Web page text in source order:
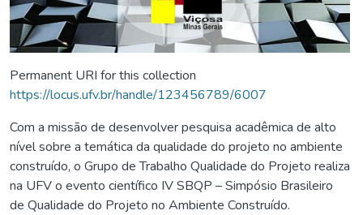
Permanent URI for this collection
https://locus.ufv.br/handle/123456789/6007
Com a missão de desenvolver pesquisa acadêmica de alto
nível sobre a temática da qualidade do projeto no ambiente
construído, o Grupo de Trabalho Qualidade do Projeto realiza
na UFV o evento científico IV SBQP – Simpósio Brasileiro
de Qualidade do Projeto no Ambiente Construído.